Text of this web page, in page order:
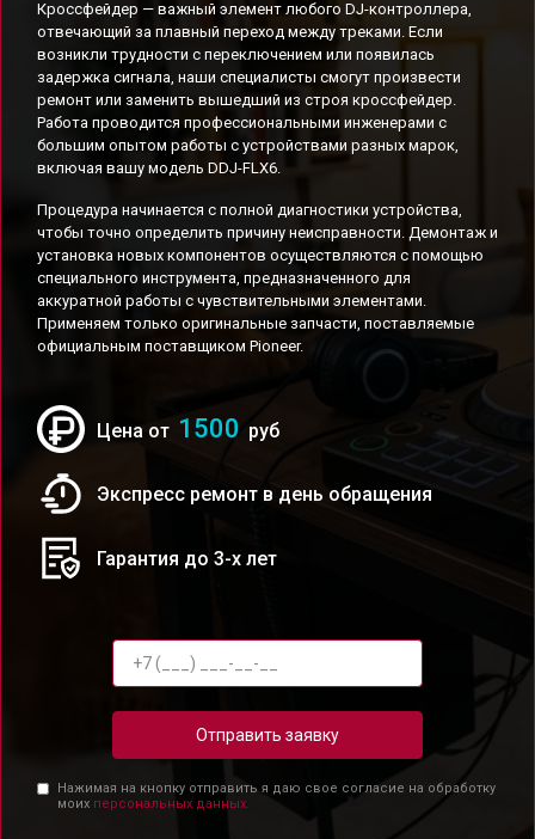
Кроссфейдер — важный элемент любого DJ-контроллера,
отвечающий за плавный переход между треками. Если
возникли трудности с переключением или появилась
задержка сигнала, наши специалисты смогут произвести
ремонт или заменить вышедший из строя кроссфейдер.
Работа проводится профессиональными инженерами с
большим опытом работы с устройствами разных марок,
включая вашу модель DDJ-FLX6.
Процедура начинается с полной диагностики устройства,
чтобы точно определить причину неисправности. Демонтаж и
установка новых компонентов осуществляются с помощью
специального инструмента, предназначенного для
аккуратной работы с чувствительными элементами.
Применяем только оригинальные запчасти, поставляемые
официальным поставщиком Pioneer.
Цена от 1500 руб
Экспресс ремонт в день обращения
Гарантия до 3-х лет
Отправить заявку
Нажимая на кнопку отправить я даю свое согласие на обработку
моих персональных данных.